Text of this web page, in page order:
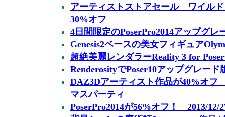
アーティストストアセール ワイル
30%オフ
4日間限定のPoserPro2014アップグレ
Genesis2ベースの美女フィギュア
超絶美麗レンダラーReality 3 for
RenderosityでPoser10アップグレー
DAZ3Dアーティスト作品が40%オ
マスパーティ
PoserPro2014が56%オフ！ 2013/12/